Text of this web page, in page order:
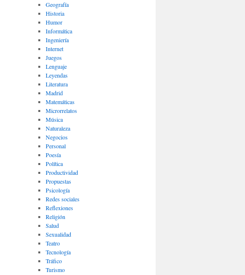
Geografía
Historia
Humor
Informática
Ingeniería
Internet
Juegos
Lenguaje
Leyendas
Literatura
Madrid
Matemáticas
Microrrelatos
Música
Naturaleza
Negocios
Personal
Poesía
Política
Productividad
Propuestas
Psicología
Redes sociales
Reflexiones
Religión
Salud
Sexualidad
Teatro
Tecnología
Tráfico
Turismo